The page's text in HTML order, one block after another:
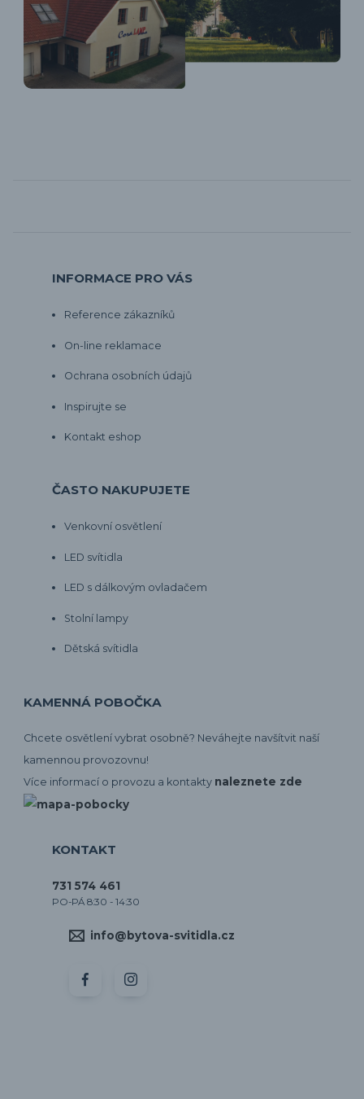
INFORMACE PRO VÁS
Reference zákazníků
On-line reklamace
Ochrana osobních údajů
Inspirujte se
Kontakt eshop
ČASTO NAKUPUJETE
Venkovní osvětlení
LED svítidla
LED s dálkovým ovladačem
Stolní lampy
Dětská svítidla
KAMENNÁ POBOČKA
Chcete osvětlení vybrat osobně? Neváhejte navšítvit naší
kamennou provozovnu!
Více informací o provozu a kontakty naleznete zde
KONTAKT
731 574 461
PO-PÁ 8:30 - 14:30
info@bytova-svitidla.cz